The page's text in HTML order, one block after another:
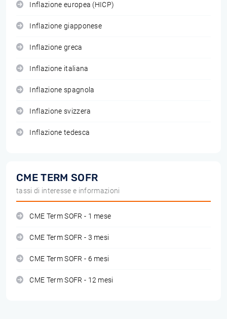
Inflazione europea (HICP)
Inflazione giapponese
Inflazione greca
Inflazione italiana
Inflazione spagnola
Inflazione svizzera
Inflazione tedesca
CME TERM SOFR
tassi di interesse e informazioni
CME Term SOFR - 1 mese
CME Term SOFR - 3 mesi
CME Term SOFR - 6 mesi
CME Term SOFR - 12 mesi